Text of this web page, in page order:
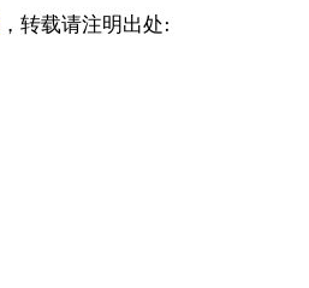
，转载请注明出处: